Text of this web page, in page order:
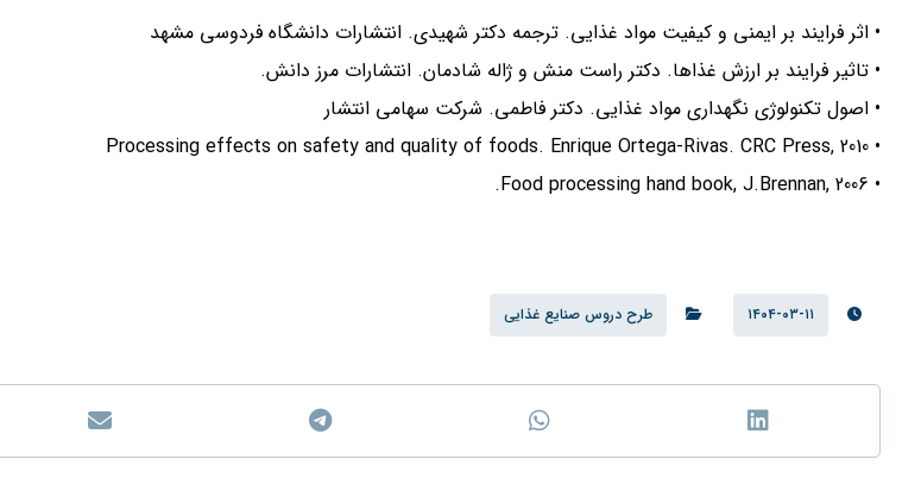
• اثر فرایند بر ایمنی و کیفیت مواد غذایی. ترجمه دکتر شهیدی. انتشارات دانشگاه فردوسی مشهد
• تاثیر فرایند بر ارزش غذاها. دکتر راست منش و ژاله شادمان. انتشارات مرز دانش.
• اصول تکنولوژی نگهداری مواد غذایی. دکتر فاطمی. شرکت سهامی انتشار
• Processing effects on safety and quality of foods. Enrique Ortega-Rivas. CRC Press, 2010
• Food processing hand book, J.Brennan, 2006.
۱۴۰۴-۰۳-۱۱ طرح دروس صنایع غذایی